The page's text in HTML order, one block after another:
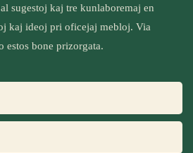
sugestoj kaj tre kunlaboremaj en
kaj ideoj pri oficejaj mebloj. Via
estos bone prizorgata.